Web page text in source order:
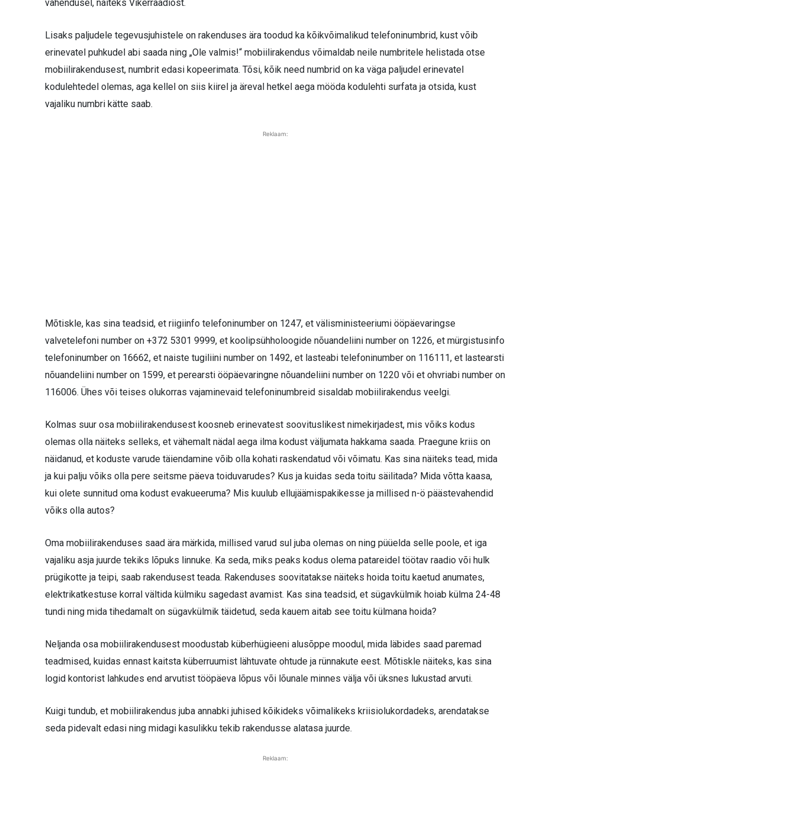
vahendusel, näiteks Vikerraadiost.
Lisaks paljudele tegevusjuhistele on rakenduses ära toodud ka kõikvõimalikud telefoninumbrid, kust võib
erinevatel puhkudel abi saada ning „Ole valmis!“ mobiilirakendus võimaldab neile numbritele helistada otse
mobiilirakendusest, numbrit edasi kopeerimata. Tõsi, kõik need numbrid on ka väga paljudel erinevatel
kodulehtedel olemas, aga kellel on siis kiirel ja äreval hetkel aega mööda kodulehti surfata ja otsida, kust
vajaliku numbri kätte saab.
Reklaam:
Mõtiskle, kas sina teadsid, et riigiinfo telefoninumber on 1247, et välisministeeriumi ööpäevaringse
valvetelefoni number on +372 5301 9999, et koolipsühholoogide nõuandeliini number on 1226, et mürgistusinfo
telefoninumber on 16662, et naiste tugiliini number on 1492, et lasteabi telefoninumber on 116111, et lastearsti
nõuandeliini number on 1599, et perearsti ööpäevaringne nõuandeliini number on 1220 või et ohvriabi number on
116006. Ühes või teises olukorras vajaminevaid telefoninumbreid sisaldab mobiilirakendus veelgi.
Kolmas suur osa mobiilirakendusest koosneb erinevatest soovituslikest nimekirjadest, mis võiks kodus
olemas olla näiteks selleks, et vähemalt nädal aega ilma kodust väljumata hakkama saada. Praegune kriis on
näidanud, et koduste varude täiendamine võib olla kohati raskendatud või võimatu. Kas sina näiteks tead, mida
ja kui palju võiks olla pere seitsme päeva toiduvarudes? Kus ja kuidas seda toitu säilitada? Mida võtta kaasa,
kui olete sunnitud oma kodust evakueeruma? Mis kuulub ellujäämispakikesse ja millised n-ö päästevahendid
võiks olla autos?
Oma mobiilirakenduses saad ära märkida, millised varud sul juba olemas on ning püüelda selle poole, et iga
vajaliku asja juurde tekiks lõpuks linnuke. Ka seda, miks peaks kodus olema patareidel töötav raadio või hulk
prügikotte ja teipi, saab rakendusest teada. Rakenduses soovitatakse näiteks hoida toitu kaetud anumates,
elektrikatkestuse korral vältida külmiku sagedast avamist. Kas sina teadsid, et sügavkülmik hoiab külma 24-48
tundi ning mida tihedamalt on sügavkülmik täidetud, seda kauem aitab see toitu külmana hoida?
Neljanda osa mobiilirakendusest moodustab küberhügieeni alusõppe moodul, mida läbides saad paremad
teadmised, kuidas ennast kaitsta küberruumist lähtuvate ohtude ja rünnakute eest. Mõtiskle näiteks, kas sina
logid kontorist lahkudes end arvutist tööpäeva lõpus või lõunale minnes välja või üksnes lukustad arvuti.
Kuigi tundub, et mobiilirakendus juba annabki juhised kõikideks võimalikeks kriisiolukordadeks, arendatakse
seda pidevalt edasi ning midagi kasulikku tekib rakendusse alatasa juurde.
Reklaam: